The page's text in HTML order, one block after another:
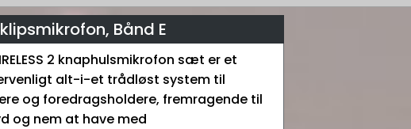
Bånd E
2 knaphulsmikrofon sæt er et
alt-i-et trådløst system til
og foredragsholdere, fremragende til
og nem at have med